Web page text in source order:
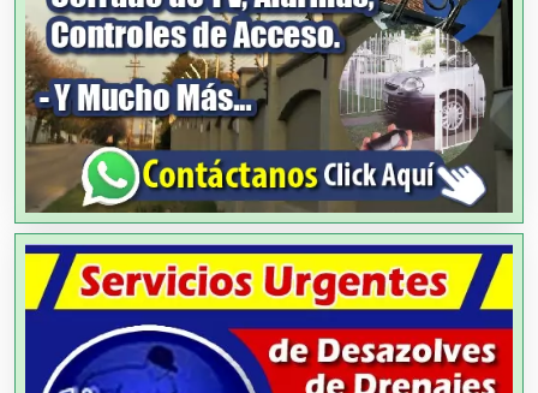
Análisis de Aguas
Animadores de Eventos
Aparatos y Equipos Eléctricos
Arquitectos
Artes Gráficas